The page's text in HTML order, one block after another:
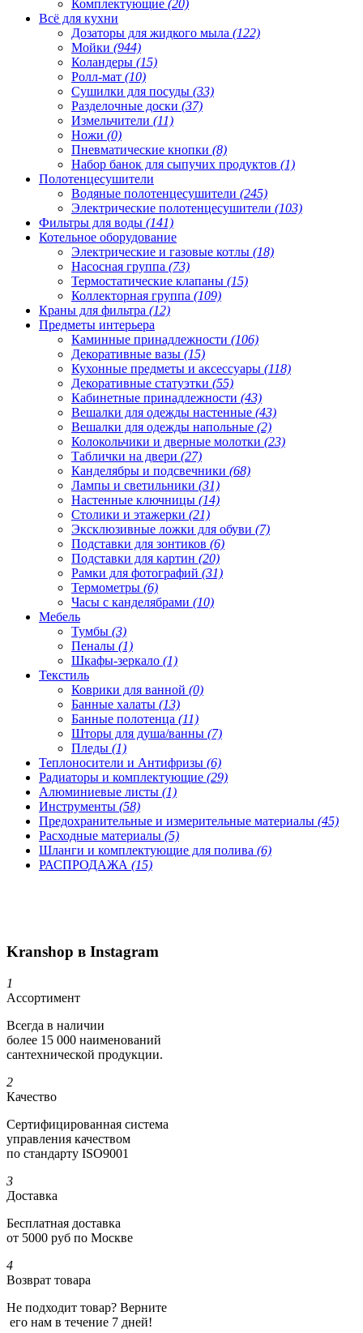
Комплектующие (20)
Всё для кухни
Дозаторы для жидкого мыла (122)
Мойки (944)
Коландеры (15)
Ролл-мат (10)
Сушилки для посуды (33)
Разделочные доски (37)
Измельчители (11)
Ножи (0)
Пневматические кнопки (8)
Набор банок для сыпучих продуктов (1)
Полотенцесушители
Водяные полотенцесушители (245)
Электрические полотенцесушители (103)
Фильтры для воды (141)
Котельное оборудование
Электрические и газовые котлы (18)
Насосная группа (73)
Термостатические клапаны (15)
Коллекторная группа (109)
Краны для фильтра (12)
Предметы интерьера
Каминные принадлежности (106)
Декоративные вазы (15)
Кухонные предметы и аксессуары (118)
Декоративные статуэтки (55)
Кабинетные принадлежности (43)
Вешалки для одежды настенные (43)
Вешалки для одежды напольные (2)
Колокольчики и дверные молотки (23)
Таблички на двери (27)
Канделябры и подсвечники (68)
Лампы и светильники (31)
Настенные ключницы (14)
Столики и этажерки (21)
Эксклюзивные ложки для обуви (7)
Подставки для зонтиков (6)
Подставки для картин (20)
Рамки для фотографий (31)
Термометры (6)
Часы с канделябрами (10)
Мебель
Тумбы (3)
Пеналы (1)
Шкафы-зеркало (1)
Текстиль
Коврики для ванной (0)
Банные халаты (13)
Банные полотенца (11)
Шторы для душа/ванны (7)
Пледы (1)
Теплоносители и Антифризы (6)
Радиаторы и комплектующие (29)
Алюминиевые листы (1)
Инструменты (58)
Предохранительные и измерительные материалы (45)
Расходные материалы (5)
Шланги и комплектующие для полива (6)
РАСПРОДАЖА (15)
Kranshop в Instagram
1
Ассортимент
Всегда в наличии
более 15 000 наименований
сантехнической продукции.
2
Качество
Сертифициро­ванная система
управления качеством
по стандарту ISO9001
3
Доставка
Бесплатная доставка
от 5000 руб по Москве
4
Возврат товара
Не подходит товар? Верните
его нам в течение 7 дней!